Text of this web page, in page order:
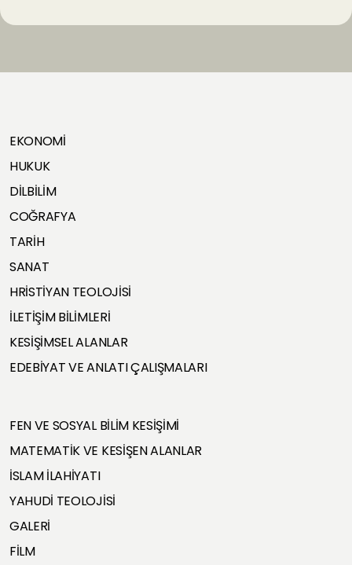
EKONOMİ
HUKUK
DİLBİLİM
COĞRAFYA
TARİH
SANAT
HRİSTİYAN TEOLOJİSİ
İLETİŞİM BİLİMLERİ
KESİŞİMSEL ALANLAR
EDEBİYAT VE ANLATI ÇALIŞMALARI
FEN VE SOSYAL BİLİM KESİŞİMİ
MATEMATİK VE KESİŞEN ALANLAR
İSLAM İLAHİYATI
YAHUDİ TEOLOJİSİ
GALERİ
FİLM